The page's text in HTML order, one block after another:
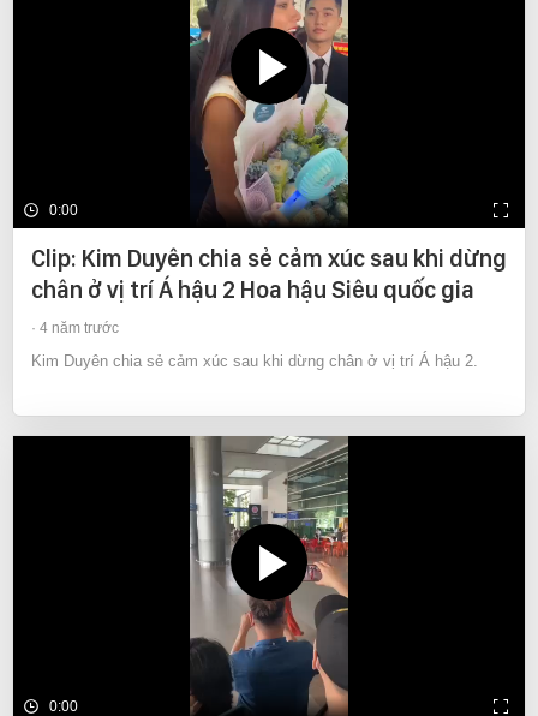
0:00
Clip: Kim Duyên chia sẻ cảm xúc sau khi dừng
chân ở vị trí Á hậu 2 Hoa hậu Siêu quốc gia
4 năm trước
Kim Duyên chia sẻ cảm xúc sau khi dừng chân ở vị trí Á hậu 2.
0:00